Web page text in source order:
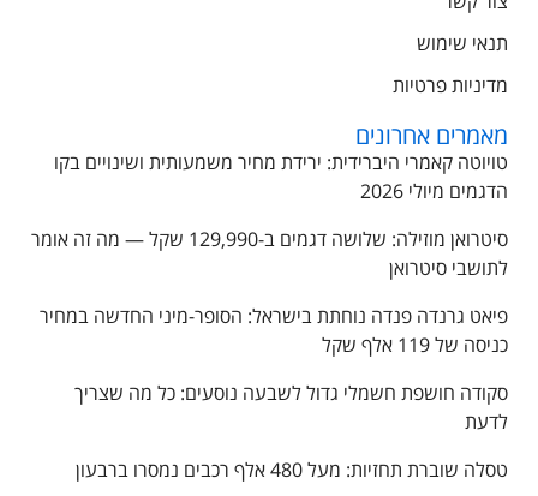
תנאי שימוש
מדיניות פרטיות
מאמרים אחרונים
טויוטה קאמרי היברידית: ירידת מחיר משמעותית ושינויים בקו
הדגמים מיולי 2026
סיטרואן מוזילה: שלושה דגמים ב-129,990 שקל — מה זה אומר
לתושבי סיטרואן
פיאט גרנדה פנדה נוחתת בישראל: הסופר-מיני החדשה במחיר
כניסה של 119 אלף שקל
סקודה חושפת חשמלי גדול לשבעה נוסעים: כל מה שצריך
לדעת
טסלה שוברת תחזיות: מעל 480 אלף רכבים נמסרו ברבעון